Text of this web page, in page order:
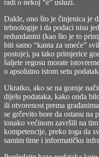
radi o nekoj “e” usluzi.
Dakle, ono što je činjenica je
tehnologije i da podaci nisu
redundantni (kao što je to
biti samo “kanta za smeće”
postoje), pa tako primjerice
šaljete regosu morate
o apsolutno istom setu
Ukratko, ako se na gornje
dijelu podataka, kako onda
ili otvorenost prema
se grčevito bore da ostanu
ionako većinom završili na
kompetencije, preko toga da
samim time i informatičku